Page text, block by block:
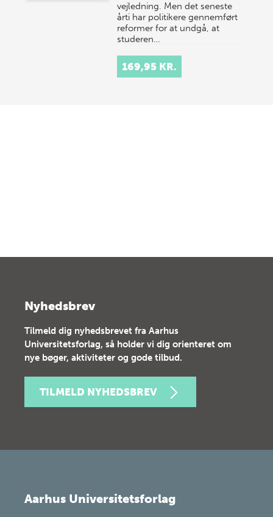
vejledning. Men det seneste
årti har politikere gennemført
reformer for at undgå, at
studeren…
169,95 KR.
Nyhedsbrev
Tilmeld dig nyhedsbrevet fra Aarhus
Universitetsforlag, så holder vi dig orienteret om
nye bøger, aktiviteter og gode tilbud.
TILMELD NYHEDSBREV
Aarhus Universitetsforlag